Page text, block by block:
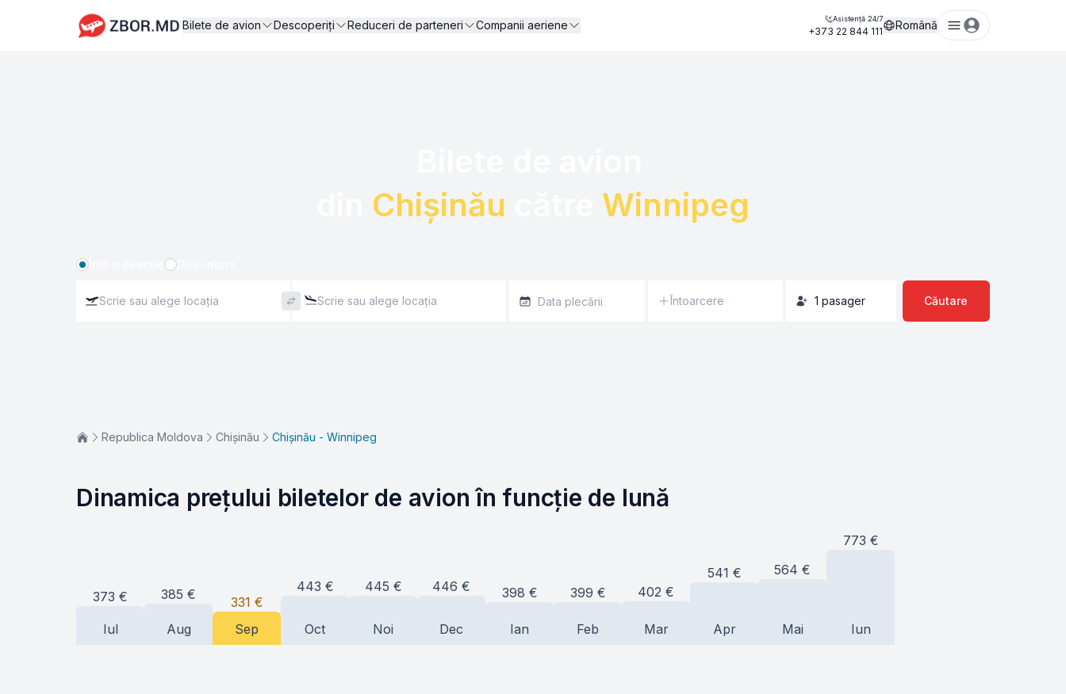
Bilete de avion Descoperiți Reduceri de parteneri Companii aeriene Asistență 24/7
+373 22 844 111 Română
Chișinău Winnipeg
Întoarcere 1 pasager Căutare
Republica Moldova Chișinău Chișinău - Winnipeg
Dinamica prețului biletelor de avion în funcție de lună
373 €
Iul
385 €
Aug
331 €
Sep
443 €
Oct
445 €
Noi
446 €
Dec
398 €
Ian
399 €
Feb
402 €
Mar
541 €
Apr
564 €
Mai
773 €
Iun